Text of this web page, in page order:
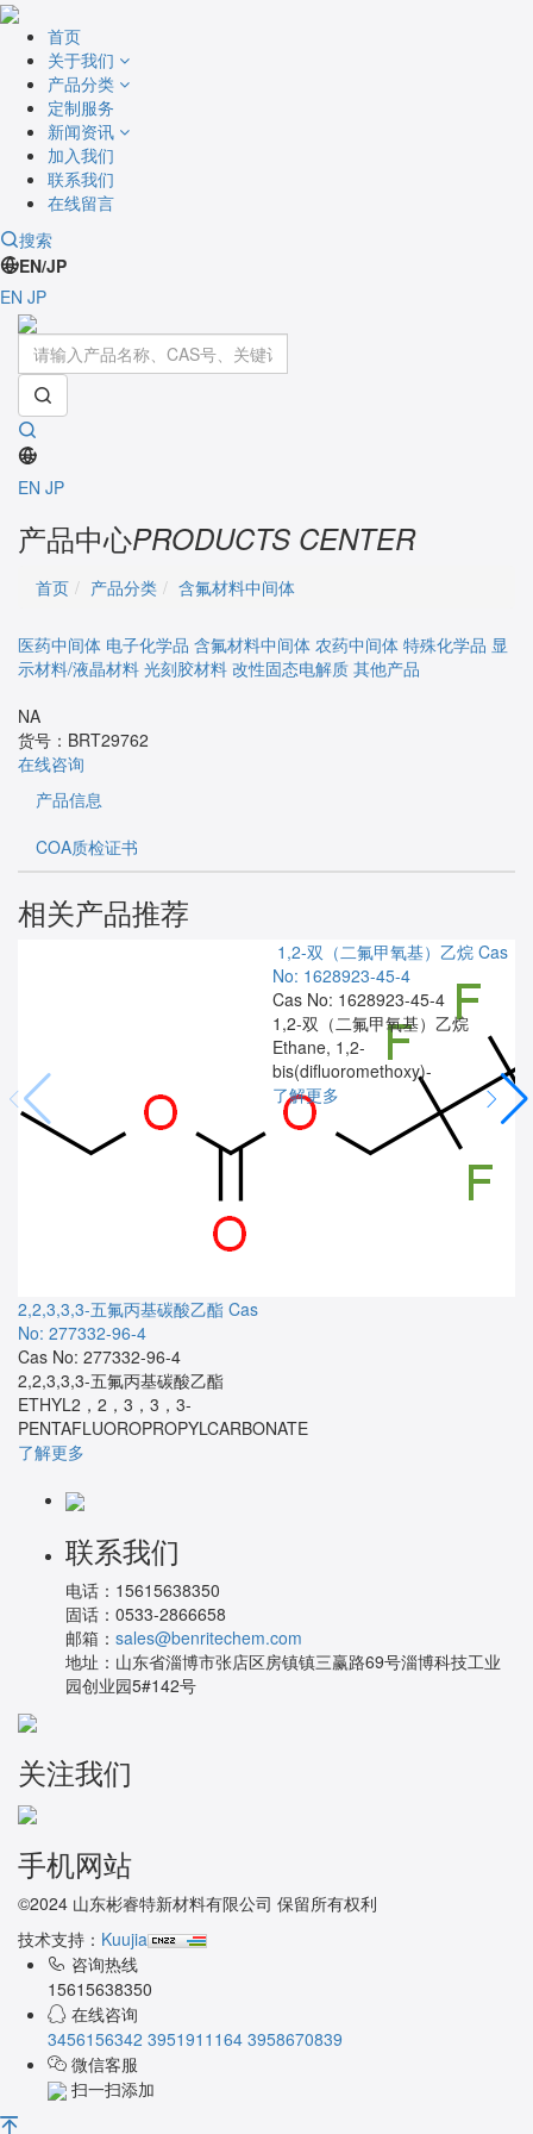
首页
关于我们
产品分类
定制服务
新闻资讯
加入我们
联系我们
在线留言
搜索
EN/JP
EN JP
EN JP
产品中心PRODUCTS CENTER
首页 产品分类 含氟材料中间体
医药中间体 电子化学品 含氟材料中间体 农药中间体 特殊化学品 显
示材料/液晶材料 光刻胶材料 改性固态电解质 其他产品
NA
货号： BRT29762
在线咨询
产品信息
COA质检证书
相关产品推荐
2,2,3,3,3-五氟丙基碳酸乙酯 Cas
No: 277332-96-4
Cas No: 277332-96-4
2,2,3,3,3-五氟丙基碳酸乙酯
ETHYL2，2，3，3，3-
PENTAFLUOROPROPYLCARBONATE
了解更多
1,2-双（二氟甲氧基）乙烷 Cas
No: 1628923-45-4
Cas No: 1628923-45-4
1,2-双（二氟甲氧基）乙烷
Ethane, 1,2-
bis(difluoromethoxy)-
了解更多
联系我们
电话： 15615638350
固话： 0533-2866658
邮箱： sales@benritechem.com
地址： 山东省淄博市张店区房镇镇三赢路69号淄博科技工业
园创业园5#142号
关注我们
手机网站
©2024 山东彬睿特新材料有限公司 保留所有权利
技术支持： Kuujia
咨询热线
15615638350
在线咨询
3456156342 3951911164 3958670839
微信客服
扫一扫添加